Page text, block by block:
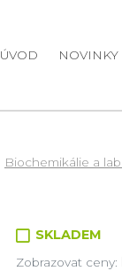
ÚVOD NOVINKY
Biochemikálie a
Zboží
SKLADEM
Zobrazovat ceny: